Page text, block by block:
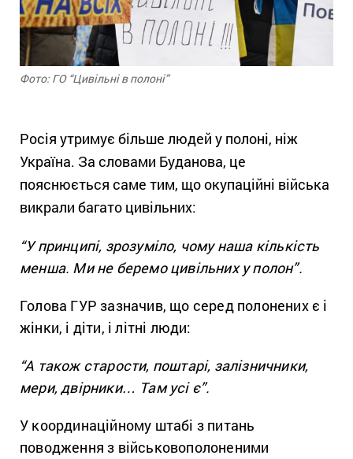
Фото: ГО “Цивільні в полоні”
Росія утримує більше людей у полоні, ніж
Україна. За словами Буданова, це
пояснюється саме тим, що окупаційні війська
викрали багато цивільних:
“У принципі, зрозуміло, чому наша кількість
менша. Ми не беремо цивільних у полон”.
Голова ГУР зазначив, що серед полонених є і
жінки, і діти, і літні люди:
“А також старости, поштарі, залізничники,
мери, двірники… Там усі є”.
У координаційному штабі з питань
поводження з військовополоненими